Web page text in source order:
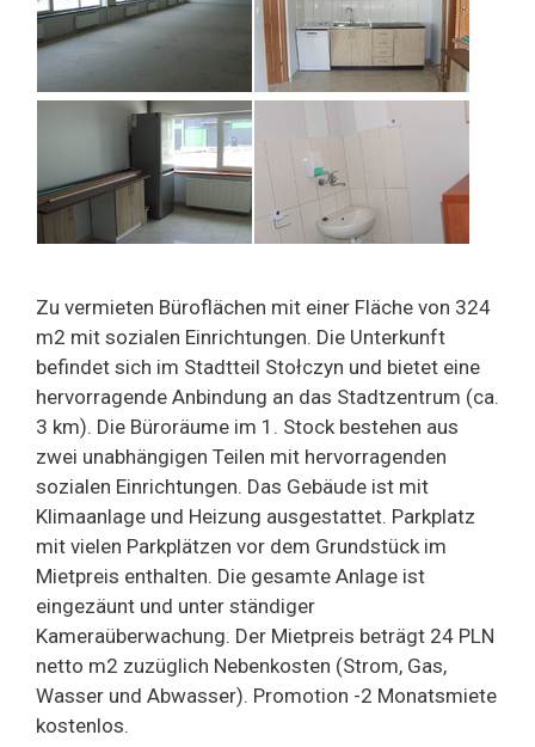
Zu vermieten Büroflächen mit einer Fläche von 324
m2 mit sozialen Einrichtungen. Die Unterkunft
befindet sich im Stadtteil Stołczyn und bietet eine
hervorragende Anbindung an das Stadtzentrum (ca.
3 km). Die Büroräume im 1. Stock bestehen aus
zwei unabhängigen Teilen mit hervorragenden
sozialen Einrichtungen. Das Gebäude ist mit
Klimaanlage und Heizung ausgestattet. Parkplatz
mit vielen Parkplätzen vor dem Grundstück im
Mietpreis enthalten. Die gesamte Anlage ist
eingezäunt und unter ständiger
Kameraüberwachung. Der Mietpreis beträgt 24 PLN
netto m2 zuzüglich Nebenkosten (Strom, Gas,
Wasser und Abwasser). Promotion -2 Monatsmiete
kostenlos.